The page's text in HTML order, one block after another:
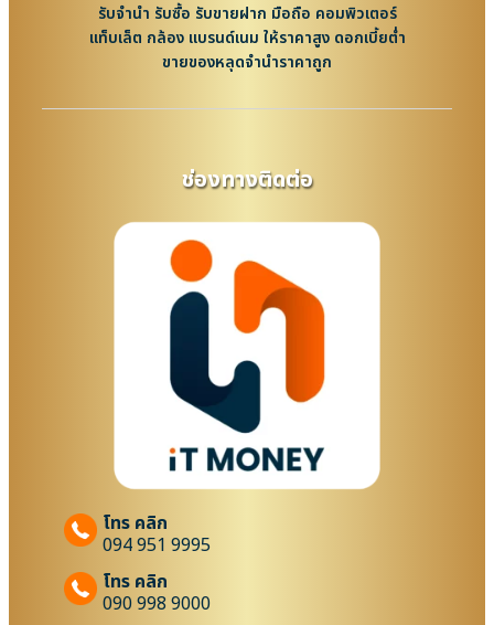
รับจำนำ รับซื้อ รับขายฝาก มือถือ คอมพิวเตอร์
แท็บเล็ต กล้อง แบรนด์เนม ให้ราคาสูง ดอกเบี้ยต่ำ
ขายของหลุดจำนำราคาถูก
ช่องทางติดต่อ
โทร คลิก
094 951 9995
โทร คลิก
090 998 9000